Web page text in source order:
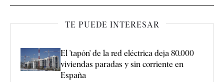
TE PUEDE INTERESAR
El 'tapón' de la red eléctrica deja 80.000
viviendas paradas y sin corriente en
España